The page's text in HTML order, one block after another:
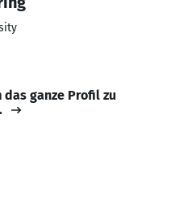
das ganze Profil zu